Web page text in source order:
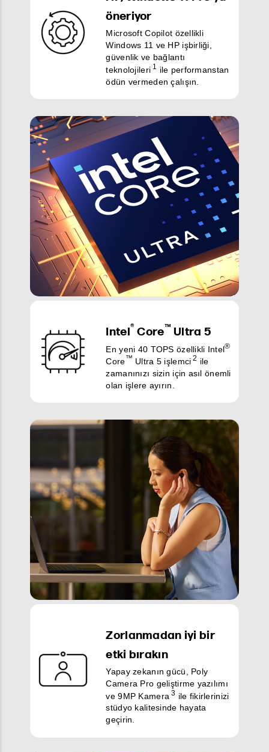
öneriyor
Microsoft Copilot özellikli
Windows 11 ve HP işbirliği,
güvenlik ve bağlantı
teknolojileri 1
ile performanstan
ödün vermeden çalışın.
Intel® Core™ Ultra 5
En yeni 40 TOPS özellikli Intel®
Core™ Ultra 5 işlemci 2 ile
zamanınızı sizin için asıl önemli
olan işlere ayırın.
Zorlanmadan iyi bir
etki bırakın
Yapay zekanın gücü, Poly
Camera Pro geliştirme yazılımı
ve 9MP Kamera 3 ile fikirlerinizi
stüdyo kalitesinde hayata
geçirin.